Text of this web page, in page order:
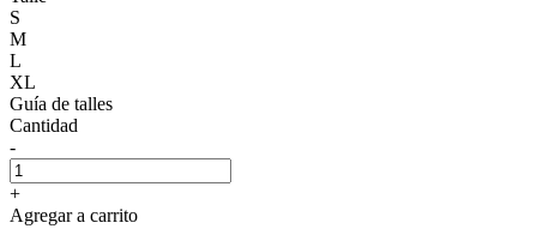
S
M
L
XL
Guía de talles
Cantidad
-
+
Agregar a carrito